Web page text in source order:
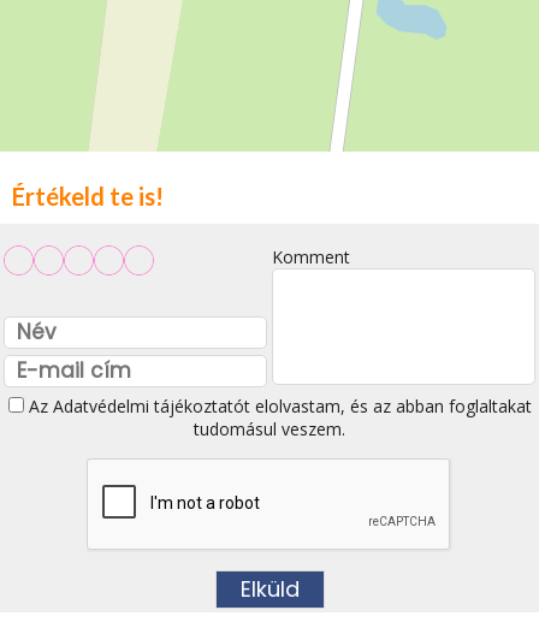
Értékeld te is!
Komment
Az Adatvédelmi tájékoztatótelolvastam, és az abban foglaltakat
tudomásul veszem.